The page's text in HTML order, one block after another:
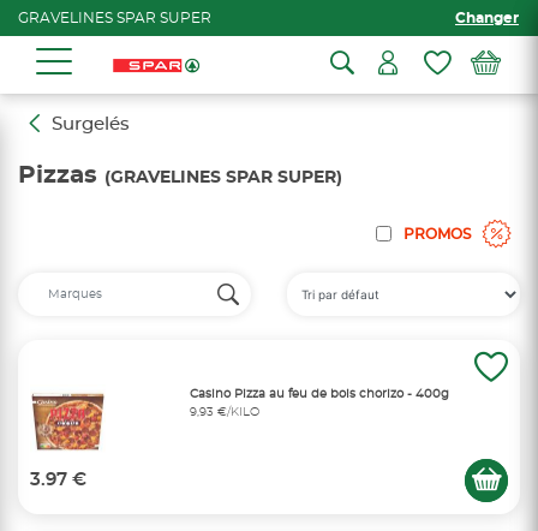
GRAVELINES SPAR SUPER Changer
Surgelés
Pizzas (GRAVELINES SPAR SUPER)
PROMOS
Casino Pizza au feu de bois chorizo - 400g
9,93 €/KILO
3.97 €